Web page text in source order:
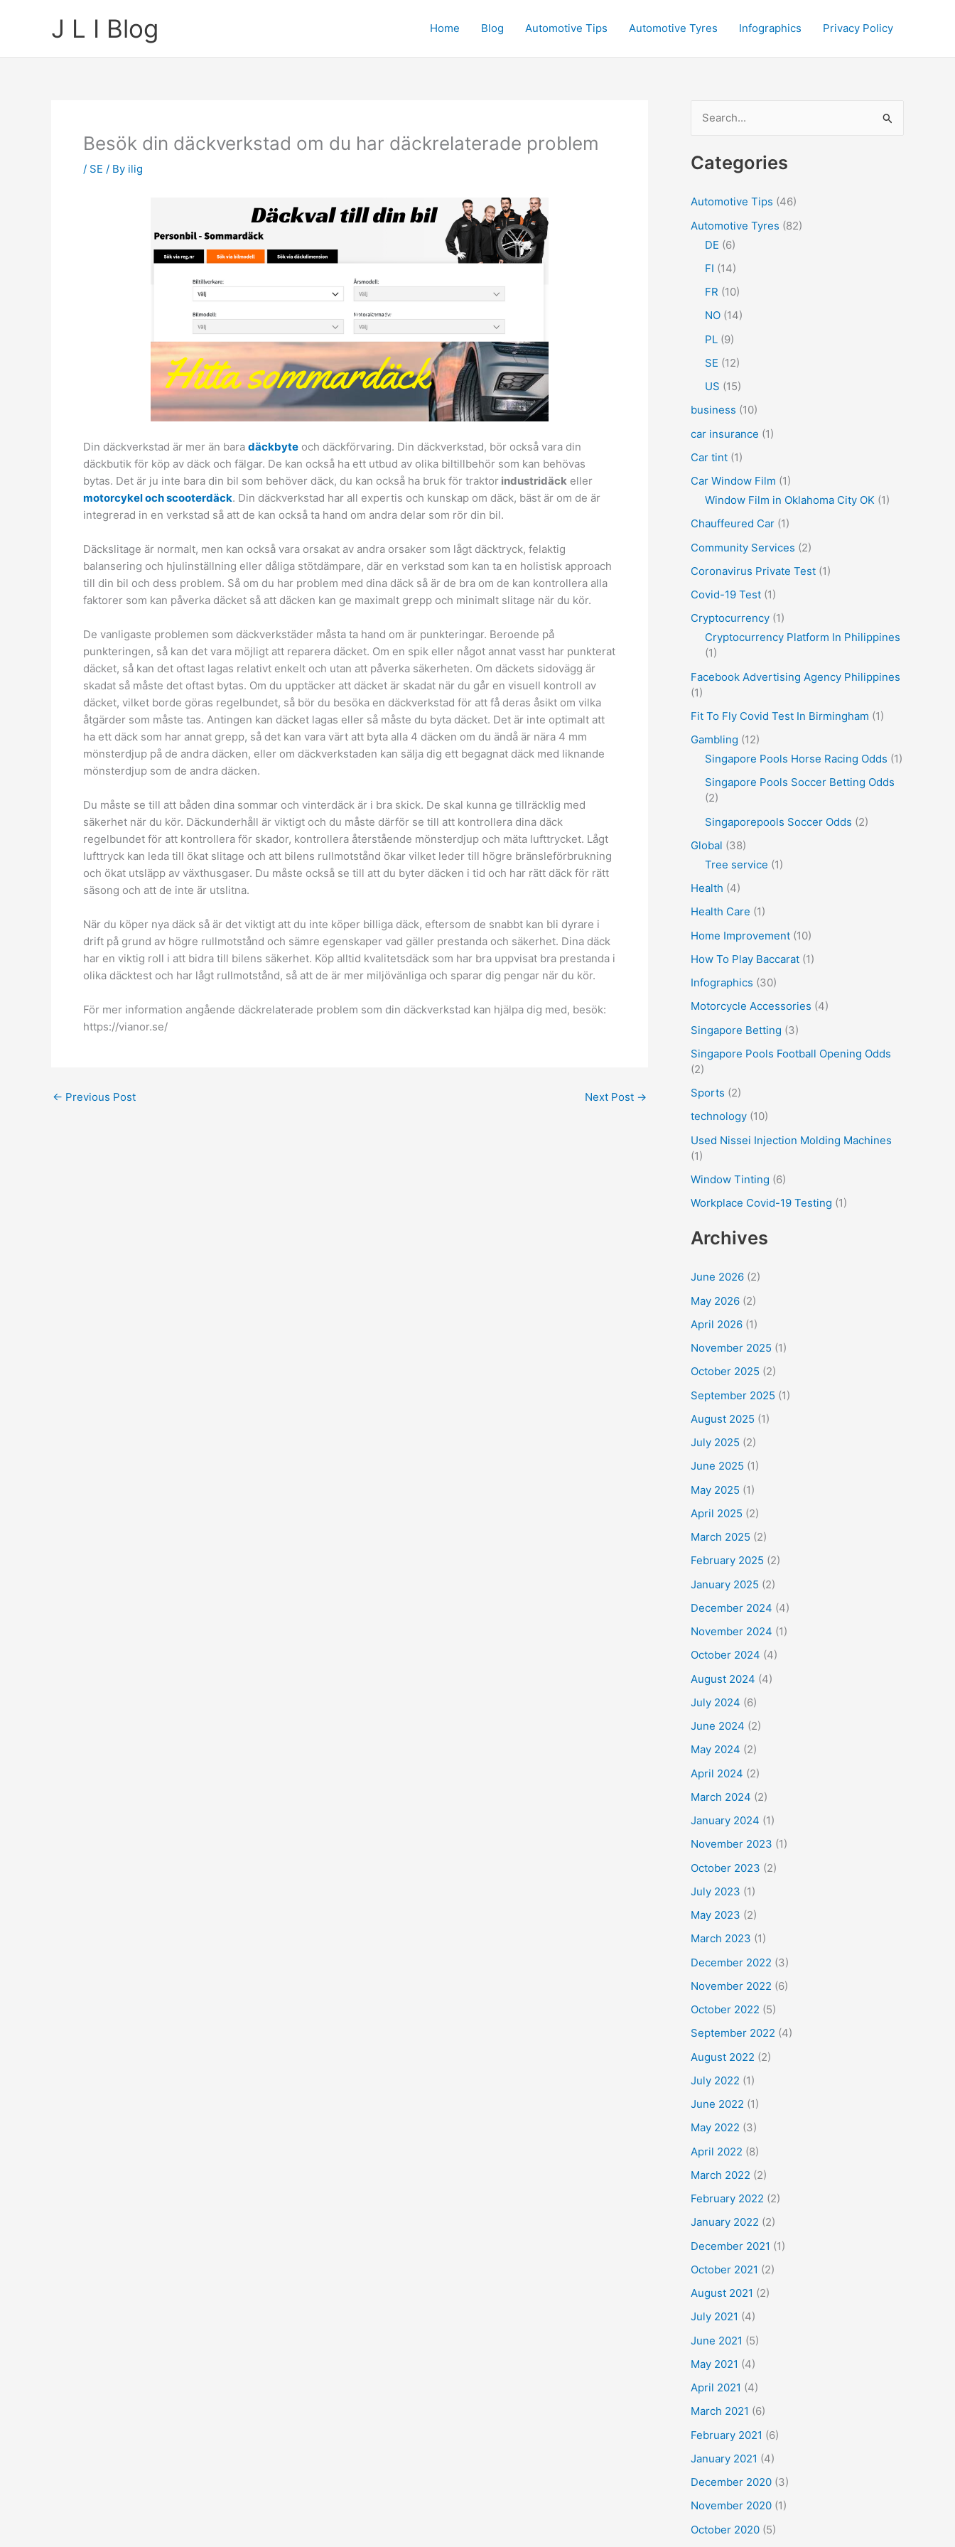
J L I Blog Home Blog Automotive Tips Automotive Tyres Infographics Privacy Policy
Besök din däckverkstad om du har däckrelaterade problem
/ SE / By ilig
Din däckverkstad är mer än bara däckbyte och däckförvaring. Din däckverkstad, bör också vara din
däckbutik för köp av däck och fälgar. De kan också ha ett utbud av olika biltillbehör som kan behövas
bytas. Det är ju inte bara din bil som behöver däck, du kan också ha bruk för traktor industridäck eller
motorcykel och scooterdäck. Din däckverkstad har all expertis och kunskap om däck, bäst är om de är
integrerad in en verkstad så att de kan också ta hand om andra delar som rör din bil.
Däckslitage är normalt, men kan också vara orsakat av andra orsaker som lågt däcktryck, felaktig
balansering och hjulinställning eller dåliga stötdämpare, där en verkstad som kan ta en holistisk approach
till din bil och dess problem. Så om du har problem med dina däck så är de bra om de kan kontrollera alla
faktorer som kan påverka däcket så att däcken kan ge maximalt grepp och minimalt slitage när du kör.
De vanligaste problemen som däckverkstäder måsta ta hand om är punkteringar. Beroende på
punkteringen, så kan det vara möjligt att reparera däcket. Om en spik eller något annat vasst har punkterat
däcket, så kan det oftast lagas relativt enkelt och utan att påverka säkerheten. Om däckets sidovägg är
skadat så måste det oftast bytas. Om du upptäcker att däcket är skadat när du går en visuell kontroll av
däcket, vilket borde göras regelbundet, så bör du besöka en däckverkstad för att få deras åsikt om vilka
åtgärder som måste tas. Antingen kan däcket lagas eller så måste du byta däcket. Det är inte optimalt att
ha ett däck som har annat grepp, så det kan vara värt att byta alla 4 däcken om du ändå är nära 4 mm
mönsterdjup på de andra däcken, eller om däckverkstaden kan sälja dig ett begagnat däck med liknande
mönsterdjup som de andra däcken.
Du måste se till att båden dina sommar och vinterdäck är i bra skick. De skal kunna ge tillräcklig med
säkerhet när du kör. Däckunderhåll är viktigt och du måste därför se till att kontrollera dina däck
regelbundet för att kontrollera för skador, kontrollera återstående mönsterdjup och mäta lufttrycket. Lågt
lufttryck kan leda till ökat slitage och att bilens rullmotstånd ökar vilket leder till högre bränsleförbrukning
och ökat utsläpp av växthusgaser. Du måste också se till att du byter däcken i tid och har rätt däck för rätt
säsong och att de inte är utslitna.
När du köper nya däck så är det viktigt att du inte köper billiga däck, eftersom de snabbt kan bli dyrare i
drift på grund av högre rullmotstånd och sämre egenskaper vad gäller prestanda och säkerhet. Dina däck
har en viktig roll i att bidra till bilens säkerhet. Köp alltid kvalitetsdäck som har bra uppvisat bra prestanda i
olika däcktest och har lågt rullmotstånd, så att de är mer miljövänliga och sparar dig pengar när du kör.
För mer information angående däckrelaterade problem som din däckverkstad kan hjälpa dig med, besök:
https://vianor.se/
← Previous Post Next Post →
a
c
Categories
Automotive Tips (46)
Automotive Tyres (82)
DE (6)
FI (14)
FR (10)
NO (14)
PL (9)
SE (12)
US (15)
business (10)
car insurance (1)
Car tint (1)
Car Window Film (1)
Window Film in Oklahoma City OK (1)
Chauffeured Car (1)
Community Services (2)
Coronavirus Private Test (1)
Covid-19 Test (1)
Cryptocurrency (1)
Cryptocurrency Platform In Philippines
(1)
Facebook Advertising Agency Philippines
(1)
Fit To Fly Covid Test In Birmingham (1)
Gambling (12)
Singapore Pools Horse Racing Odds (1)
Singapore Pools Soccer Betting Odds
(2)
Singaporepools Soccer Odds (2)
Global (38)
Tree service (1)
Health (4)
Health Care (1)
Home Improvement (10)
How To Play Baccarat (1)
Infographics (30)
Motorcycle Accessories (4)
Singapore Betting (3)
Singapore Pools Football Opening Odds
(2)
Sports (2)
technology (10)
Used Nissei Injection Molding Machines
(1)
Window Tinting (6)
Workplace Covid-19 Testing (1)
Archives
June 2026 (2)
May 2026 (2)
April 2026 (1)
November 2025 (1)
October 2025 (2)
September 2025 (1)
August 2025 (1)
July 2025 (2)
June 2025 (1)
May 2025 (1)
April 2025 (2)
March 2025 (2)
February 2025 (2)
January 2025 (2)
December 2024 (4)
November 2024 (1)
October 2024 (4)
August 2024 (4)
July 2024 (6)
June 2024 (2)
May 2024 (2)
April 2024 (2)
March 2024 (2)
January 2024 (1)
November 2023 (1)
October 2023 (2)
July 2023 (1)
May 2023 (2)
March 2023 (1)
December 2022 (3)
November 2022 (6)
October 2022 (5)
September 2022 (4)
August 2022 (2)
July 2022 (1)
June 2022 (1)
May 2022 (3)
April 2022 (8)
March 2022 (2)
February 2022 (2)
January 2022 (2)
December 2021 (1)
October 2021 (2)
August 2021 (2)
July 2021 (4)
June 2021 (5)
May 2021 (4)
April 2021 (4)
March 2021 (6)
February 2021 (6)
January 2021 (4)
December 2020 (3)
November 2020 (1)
October 2020 (5)